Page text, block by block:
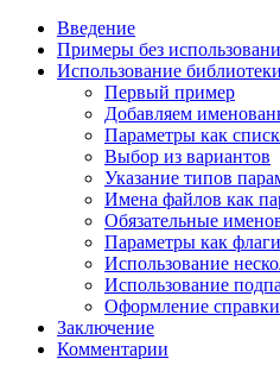
Введение
Примеры без
Использование
Первый пример
Добавляем
Параметры как
Выбор из вариантов
Указание типов
Имена файлов как
Обязательные
Параметры как флаги
Использование
Использование
Оформление справки
Заключение
Комментарии